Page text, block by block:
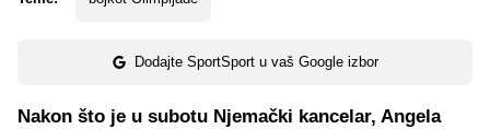
Dodajte SportSport u vaš Google izbor
Nakon što je u subotu Njemački kancelar, Angela